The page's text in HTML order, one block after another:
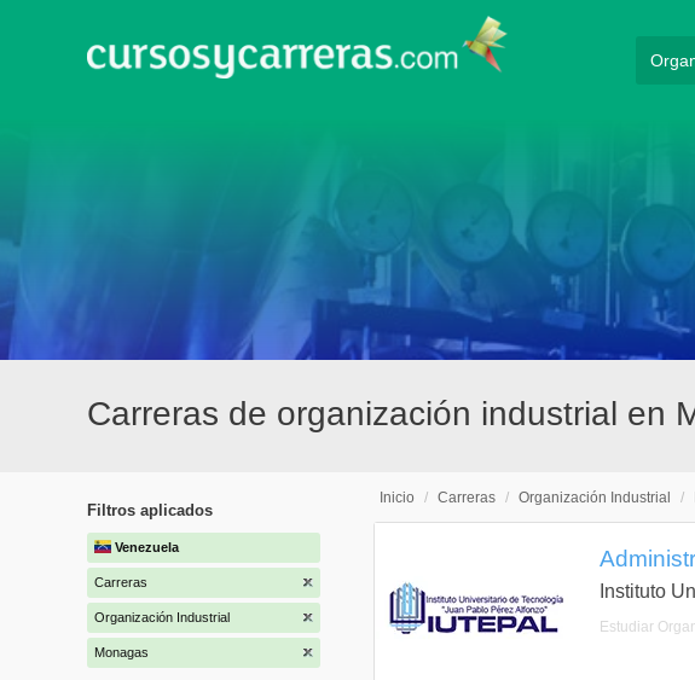
Carreras de organización industrial en
Filtros aplicados
Venezuela
Carreras
Organización Industrial
Monagas
Inicio / Carreras / Organización Industrial /
Instituto
Estudiar